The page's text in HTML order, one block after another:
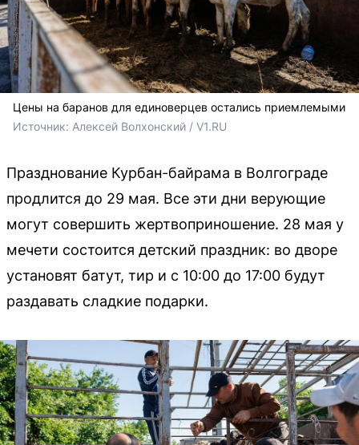
Цены на баранов для единоверцев остались приемлемыми
Источник: Алексей Волхонский / V1.RU
Празднование Курбан-байрама в Волгограде
продлится до 29 мая. Все эти дни верующие
могут совершить жертвоприношение. 28 мая у
мечети состоится детский праздник: во дворе
установят батут, тир и с 10:00 до 17:00 будут
раздавать сладкие подарки.